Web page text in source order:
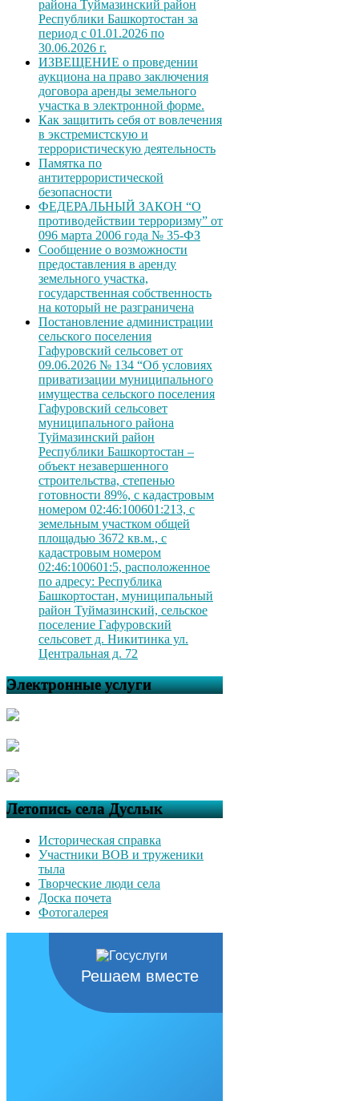
района Туймазинский район
Республики Башкортостан за
период с 01.01.2026 по
30.06.2026 г.
ИЗВЕЩЕНИЕ о проведении
аукциона на право заключения
договора аренды земельного
участка в электронной форме.
Как защитить себя от вовлечения
в экстремистскую и
террористическую деятельность
Памятка по
антитеррористической
безопасности
ФЕДЕРАЛЬНЫЙ ЗАКОН “О
противодействии терроризму” от
096 марта 2006 года № 35-ФЗ
Сообщение о возможности
предоставления в аренду
земельного участка,
государственная собственность
на который не разграничена
Постановление администрации
сельского поселения
Гафуровский сельсовет от
09.06.2026 № 134 “Об условиях
приватизации муниципального
имущества сельского поселения
Гафуровский сельсовет
муниципального района
Туймазинский район
Республики Башкортостан –
объект незавершенного
строительства, степенью
готовности 89%, с кадастровым
номером 02:46:100601:213, с
земельным участком общей
площадью 3672 кв.м., с
кадастровым номером
02:46:100601:5, расположенное
по адресу: Республика
Башкортостан, муниципальный
район Туймазинский, сельское
поселение Гафуровский
сельсовет д. Никитинка ул.
Центральная д. 72
Электронные услуги
Летопись села Дуслык
Историческая справка
Участники ВОВ и труженики
тыла
Творческие люди села
Доска почета
Фотогалерея
Решаем вместе